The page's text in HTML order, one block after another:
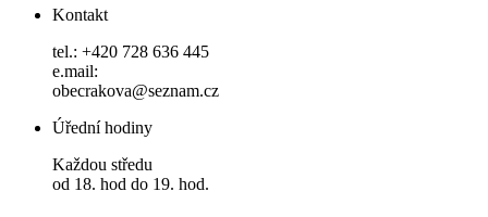
Kontakt
tel.: +420 728 636 445
e.mail:
obecrakova@seznam.cz
Úřední hodiny
Každou středu
od 18. hod do 19. hod.